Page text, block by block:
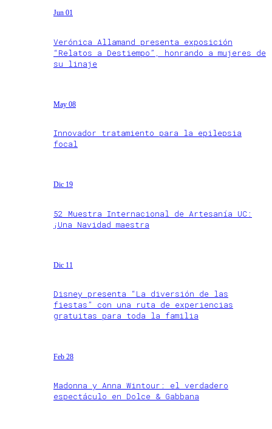
Jun 01
Verónica Allamand presenta exposición
“Relatos a Destiempo”, honrando a mujeres de
su linaje
May 08
Innovador tratamiento para la epilepsia
focal
Dic 19
52 Muestra Internacional de Artesanía UC:
¡Una Navidad maestra
Dic 11
Disney presenta “La diversión de las
fiestas” con una ruta de experiencias
gratuitas para toda la familia
Feb 28
Madonna y Anna Wintour: el verdadero
espectáculo en Dolce & Gabbana